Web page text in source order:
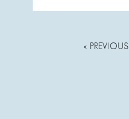
« PREVIOUS